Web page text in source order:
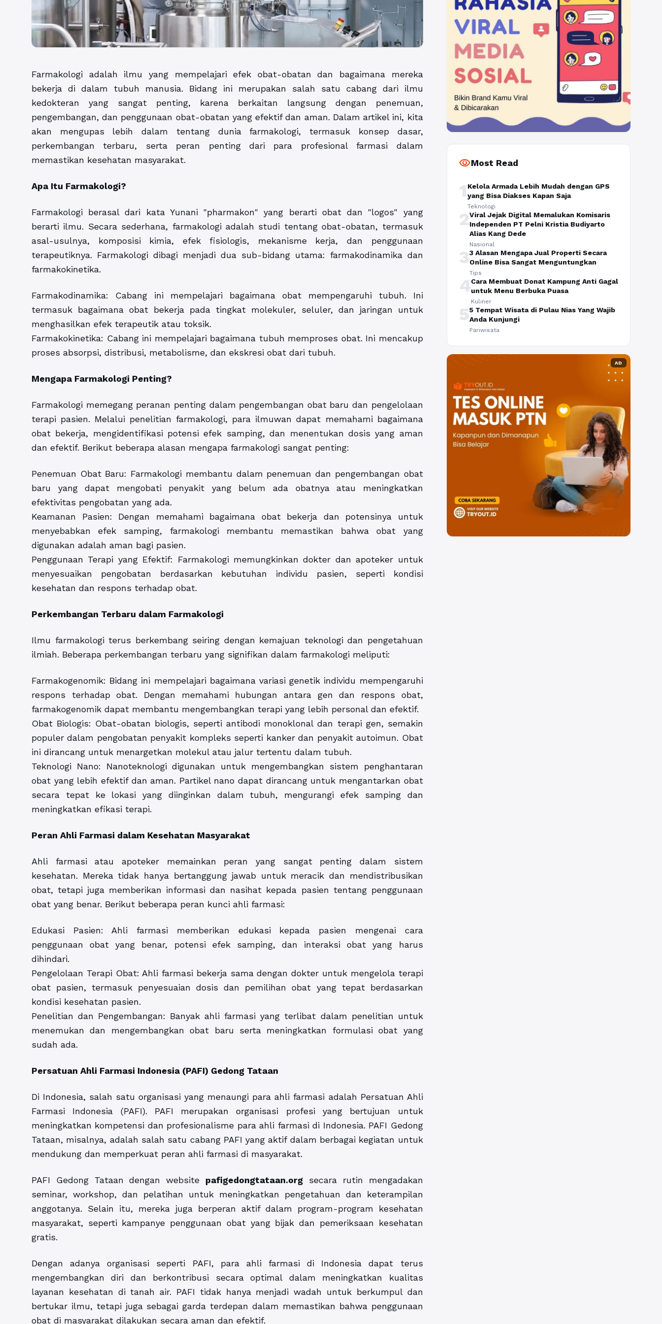
Farmakologi adalah ilmu yang mempelajari efek obat-obatan dan bagaimana mereka
bekerja di dalam tubuh manusia. Bidang ini merupakan salah satu cabang dari ilmu
kedokteran yang sangat penting, karena berkaitan langsung dengan penemuan,
pengembangan, dan penggunaan obat-obatan yang efektif dan aman. Dalam artikel ini, kita
akan mengupas lebih dalam tentang dunia farmakologi, termasuk konsep dasar,
perkembangan terbaru, serta peran penting dari para profesional farmasi dalam
memastikan kesehatan masyarakat.
Apa Itu Farmakologi?
Farmakologi berasal dari kata Yunani "pharmakon" yang berarti obat dan "logos" yang
berarti ilmu. Secara sederhana, farmakologi adalah studi tentang obat-obatan, termasuk
asal-usulnya, komposisi kimia, efek fisiologis, mekanisme kerja, dan penggunaan
terapeutiknya. Farmakologi dibagi menjadi dua sub-bidang utama: farmakodinamika dan
farmakokinetika.
Farmakodinamika: Cabang ini mempelajari bagaimana obat mempengaruhi tubuh. Ini
termasuk bagaimana obat bekerja pada tingkat molekuler, seluler, dan jaringan untuk
menghasilkan efek terapeutik atau toksik.
Farmakokinetika: Cabang ini mempelajari bagaimana tubuh memproses obat. Ini mencakup
proses absorpsi, distribusi, metabolisme, dan ekskresi obat dari tubuh.
Mengapa Farmakologi Penting?
Farmakologi memegang peranan penting dalam pengembangan obat baru dan pengelolaan
terapi pasien. Melalui penelitian farmakologi, para ilmuwan dapat memahami bagaimana
obat bekerja, mengidentifikasi potensi efek samping, dan menentukan dosis yang aman
dan efektif. Berikut beberapa alasan mengapa farmakologi sangat penting:
Penemuan Obat Baru: Farmakologi membantu dalam penemuan dan pengembangan obat
baru yang dapat mengobati penyakit yang belum ada obatnya atau meningkatkan
efektivitas pengobatan yang ada.
Keamanan Pasien: Dengan memahami bagaimana obat bekerja dan potensinya untuk
menyebabkan efek samping, farmakologi membantu memastikan bahwa obat yang
digunakan adalah aman bagi pasien.
Penggunaan Terapi yang Efektif: Farmakologi memungkinkan dokter dan apoteker untuk
menyesuaikan pengobatan berdasarkan kebutuhan individu pasien, seperti kondisi
kesehatan dan respons terhadap obat.
Perkembangan Terbaru dalam Farmakologi
Ilmu farmakologi terus berkembang seiring dengan kemajuan teknologi dan pengetahuan
ilmiah. Beberapa perkembangan terbaru yang signifikan dalam farmakologi meliputi:
Farmakogenomik: Bidang ini mempelajari bagaimana variasi genetik individu mempengaruhi
respons terhadap obat. Dengan memahami hubungan antara gen dan respons obat,
farmakogenomik dapat membantu mengembangkan terapi yang lebih personal dan efektif.
Obat Biologis: Obat-obatan biologis, seperti antibodi monoklonal dan terapi gen, semakin
populer dalam pengobatan penyakit kompleks seperti kanker dan penyakit autoimun. Obat
ini dirancang untuk menargetkan molekul atau jalur tertentu dalam tubuh.
Teknologi Nano: Nanoteknologi digunakan untuk mengembangkan sistem penghantaran
obat yang lebih efektif dan aman. Partikel nano dapat dirancang untuk mengantarkan obat
secara tepat ke lokasi yang diinginkan dalam tubuh, mengurangi efek samping dan
meningkatkan efikasi terapi.
Peran Ahli Farmasi dalam Kesehatan Masyarakat
Ahli farmasi atau apoteker memainkan peran yang sangat penting dalam sistem
kesehatan. Mereka tidak hanya bertanggung jawab untuk meracik dan mendistribusikan
obat, tetapi juga memberikan informasi dan nasihat kepada pasien tentang penggunaan
obat yang benar. Berikut beberapa peran kunci ahli farmasi:
Edukasi Pasien: Ahli farmasi memberikan edukasi kepada pasien mengenai cara
penggunaan obat yang benar, potensi efek samping, dan interaksi obat yang harus
dihindari.
Pengelolaan Terapi Obat: Ahli farmasi bekerja sama dengan dokter untuk mengelola terapi
obat pasien, termasuk penyesuaian dosis dan pemilihan obat yang tepat berdasarkan
kondisi kesehatan pasien.
Penelitian dan Pengembangan: Banyak ahli farmasi yang terlibat dalam penelitian untuk
menemukan dan mengembangkan obat baru serta meningkatkan formulasi obat yang
sudah ada.
Persatuan Ahli Farmasi Indonesia (PAFI) Gedong Tataan
Di Indonesia, salah satu organisasi yang menaungi para ahli farmasi adalah Persatuan Ahli
Farmasi Indonesia (PAFI). PAFI merupakan organisasi profesi yang bertujuan untuk
meningkatkan kompetensi dan profesionalisme para ahli farmasi di Indonesia. PAFI Gedong
Tataan, misalnya, adalah salah satu cabang PAFI yang aktif dalam berbagai kegiatan untuk
mendukung dan memperkuat peran ahli farmasi di masyarakat.
PAFI Gedong Tataan dengan website pafigedongtataan.org secara rutin mengadakan
seminar, workshop, dan pelatihan untuk meningkatkan pengetahuan dan keterampilan
anggotanya. Selain itu, mereka juga berperan aktif dalam program-program kesehatan
masyarakat, seperti kampanye penggunaan obat yang bijak dan pemeriksaan kesehatan
gratis.
Dengan adanya organisasi seperti PAFI, para ahli farmasi di Indonesia dapat terus
mengembangkan diri dan berkontribusi secara optimal dalam meningkatkan kualitas
layanan kesehatan di tanah air. PAFI tidak hanya menjadi wadah untuk berkumpul dan
bertukar ilmu, tetapi juga sebagai garda terdepan dalam memastikan bahwa penggunaan
obat di masyarakat dilakukan secara aman dan efektif.
visibilityMost Read
1 Kelola Armada Lebih Mudah dengan GPS
yang Bisa Diakses Kapan Saja
Teknologi
2Viral Jejak Digital Memalukan Komisaris
Independen PT Pelni Kristia Budiyarto
Alias Kang Dede
Nasional
33 Alasan Mengapa Jual Properti Secara
Online Bisa Sangat Menguntungkan
Tips
4Cara Membuat Donat Kampung Anti Gagal
untuk Menu Berbuka Puasa
Kuliner
55 Tempat Wisata di Pulau Nias Yang Wajib
Anda Kunjungi
Pariwisata
AD